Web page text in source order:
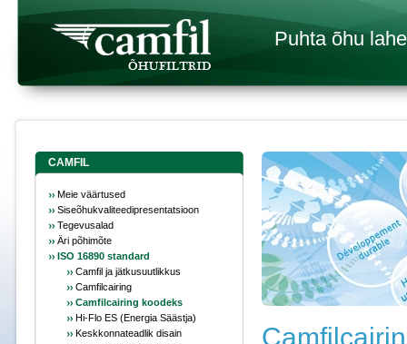
Puhta õhu
CAMFIL
Meie väärtused
Siseõhukvaliteedipresentatsioon
Tegevusalad
Äri põhimõte
ISO 16890 standard
Camfil ja jätkusuutlikkus
Camfilcairing
Camfilcairing koodeks
Hi-Flo ES (Energia Säästja)
Keskkonnateadlik disain